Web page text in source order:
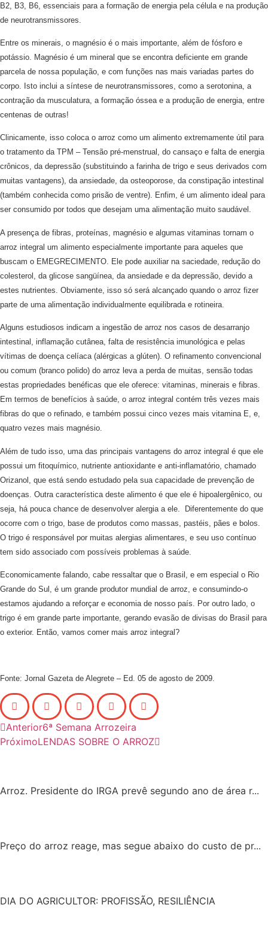
B2, B3, B6, essenciais para a formação de energia pela célula e na produção
de neurotransmissores.
Entre os minerais, o magnésio é o mais importante, além de fósforo e
potássio. Magnésio é um mineral que se encontra deficiente em grande
parcela de nossa população, e com funções nas mais variadas partes do
corpo. Isto inclui a síntese de neurotransmissores, como a serotonina, a
contração da musculatura, a formação óssea e a produção de energia, entre
centenas de outras!
Clinicamente, isso coloca o arroz como um alimento extremamente útil para
o tratamento da TPM – Tensão pré-menstrual, do cansaço e falta de energia
crônicos, da depressão (substituindo a farinha de trigo e seus derivados com
muitas vantagens), da ansiedade, da osteoporose, da constipação intestinal
(também conhecida como prisão de ventre). Enfim, é um alimento ideal para
ser consumido por todos que desejam uma alimentação muito saudável.
A presença de fibras, proteínas, magnésio e algumas vitaminas tornam o
arroz integral um alimento especialmente importante para aqueles que
buscam o EMEGRECIMENTO. Ele pode auxiliar na saciedade, redução do
colesterol, da glicose sangüínea, da ansiedade e da depressão, devido a
estes nutrientes. Obviamente, isso só será alcançado quando o arroz fizer
parte de uma alimentação individualmente equilibrada e rotineira.
Alguns estudiosos indicam a ingestão de arroz nos casos de desarranjo
intestinal, inflamação cutânea, falta de resistência imunológica e pelas
vítimas de doença celíaca (alérgicas a glúten). O refinamento convencional
ou comum (branco polido) do arroz leva a perda de muitas, sensão todas
estas propriedades benéficas que ele oferece: vitaminas, minerais e fibras.
Em termos de benefícios à saúde, o arroz integral contém três vezes mais
fibras do que o refinado, e também possui cinco vezes mais vitamina E, e,
quatro vezes mais magnésio.
Além de tudo isso, uma das principais vantagens do arroz integral é que ele
possui um fitoquímico, nutriente antioxidante e anti-inflamatório, chamado
Orizanol, que está sendo estudado pela sua capacidade de prevenção de
doenças. Outra característica deste alimento é que ele é hipoalergênico, ou
seja, há pouca chance de desenvolver alergia a ele. Diferentemente do que
ocorre com o trigo, base de produtos como massas, pastéis, pães e bolos.
O trigo é responsável por muitas alergias alimentares, e seu uso contínuo
tem sido associado com possíveis problemas à saúde.
Economicamente falando, cabe ressaltar que o Brasil, e em especial o Rio
Grande do Sul, é um grande produtor mundial de arroz, e consumindo-o
estamos ajudando a reforçar e economia de nosso país. Por outro lado, o
trigo é em grande parte importante, gerando evasão de divisas do Brasil para
o exterior. Então, vamos comer mais arroz integral?
Fonte: Jornal Gazeta de Alegrete – Ed. 05 de agosto de 2009.
Anterior6ª Semana Arrozeira
PróximoLENDAS SOBRE O ARROZ
Arroz. Presidente do IRGA prevê segundo ano de área r...
Preço do arroz reage, mas segue abaixo do custo de pr...
DIA DO AGRICULTOR: PROFISSÃO, RESILIÊNCIA